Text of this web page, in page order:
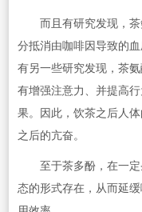
而且有研究发现，茶
分抵消由咖啡因导致的
有另一些研究发现，茶
有增强注意力、并提高
果。因此，饮茶之后人
之后的亢奋。
至于茶多酚，在一定
态的形式存在，从而延